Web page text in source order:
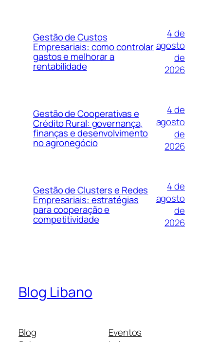
Gestão de Custos
Empresariais: como controlar
gastos e melhorar a
rentabilidade
4 de
agosto
de
2026
Gestão de Cooperativas e
Crédito Rural: governança,
finanças e desenvolvimento
no agronegócio
4 de
agosto
de
2026
Gestão de Clusters e Redes
Empresariais: estratégias
para cooperação e
competitividade
4 de
agosto
de
2026
Blog Libano
Blog
Eventos